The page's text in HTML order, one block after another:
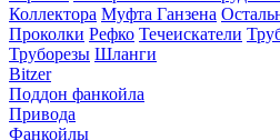
Коллектора Муфта Ганзена
Проколки Рефко Течеискатели
Труборезы Шланги
Bitzer
Поддон фанкойла
Привода
Фанкойлы